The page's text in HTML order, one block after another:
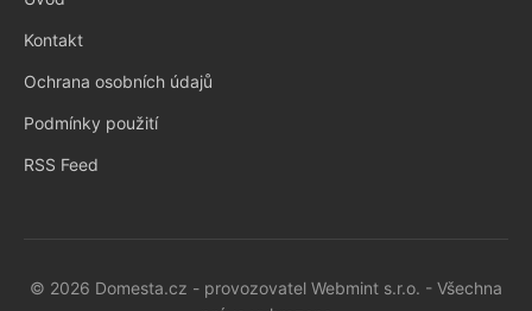
Kontakt
Ochrana osobních údajů
Podmínky použití
RSS Feed
© 2026 Domesta.cz - provozovatel Webmint s.r.o. - Všechna